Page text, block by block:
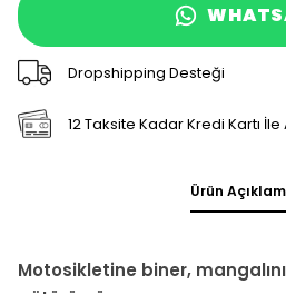
Dropshipping Desteği
12 Taksite Kadar Kredi Kartı İle
Ürün
Motosikletine biner,